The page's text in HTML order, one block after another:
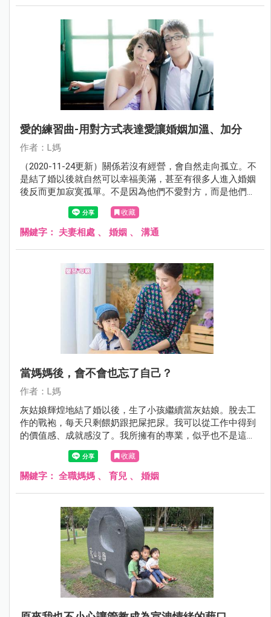
愛的練習曲-用對方式表達愛讓婚姻加溫、加分
作者：L媽
（2020-11-24更新）關係若沒有經營，會自然走向孤立。不
是結了婚以後就自然可以幸福美滿，甚至有很多人進入婚姻
後反而更加寂寞孤單。不是因為他們不愛對方，而是他們不
知道怎麼表達愛。
收藏
關鍵字： 夫妻相處 、 婚姻 、 溝通
當媽媽後，會不會也忘了自己？
作者：L媽
灰姑娘輝煌地結了婚以後，生了小孩繼續當灰姑娘。脫去工
作的戰袍，每天只剩餵奶跟把屎把尿。我可以從工作中得到
的價值感、成就感沒了。我所擁有的專業，似乎也不是這麼
重要。連我最喜歡彈的琴，也很少再碰了。「灰姑娘」從此
成了「灰大嬸」難免都會有種失去自我價值的失落感。
收藏
關鍵字： 全職媽媽 、 育兒 、 婚姻